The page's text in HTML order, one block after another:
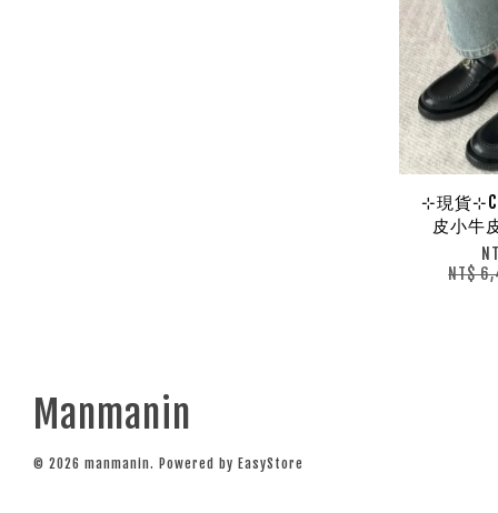
⊹現貨
皮小牛
NT$
Manmanin
© 2026 manmanin. Powered by EasyStore